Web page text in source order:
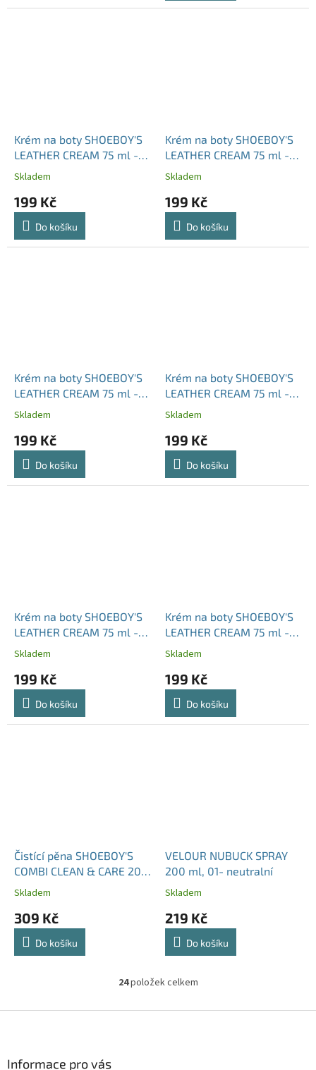
Krém na boty SHOEBOY'S
LEATHER CREAM 75 ml -
středně hnědá
Skladem
199 Kč
Do košíku
Krém na boty SHOEBOY'S
LEATHER CREAM 75 ml -
černá
Skladem
199 Kč
Do košíku
Krém na boty SHOEBOY'S
LEATHER CREAM 75 ml -
tmavá hnědá
Skladem
199 Kč
Do košíku
Krém na boty SHOEBOY'S
LEATHER CREAM 75 ml -
bordová
Skladem
199 Kč
Do košíku
Krém na boty SHOEBOY'S
LEATHER CREAM 75 ml -
bílá silně krycí
Skladem
199 Kč
Do košíku
Krém na boty SHOEBOY'S
LEATHER CREAM 75 ml -
bezbarvý
Skladem
199 Kč
Do košíku
Čistící pěna SHOEBOY'S
COMBI CLEAN & CARE 200
ml s výživou
Skladem
309 Kč
Do košíku
VELOUR NUBUCK SPRAY
200 ml, 01- neutralní
Skladem
219 Kč
Do košíku
O
l
24položek celkem
Informace pro vás